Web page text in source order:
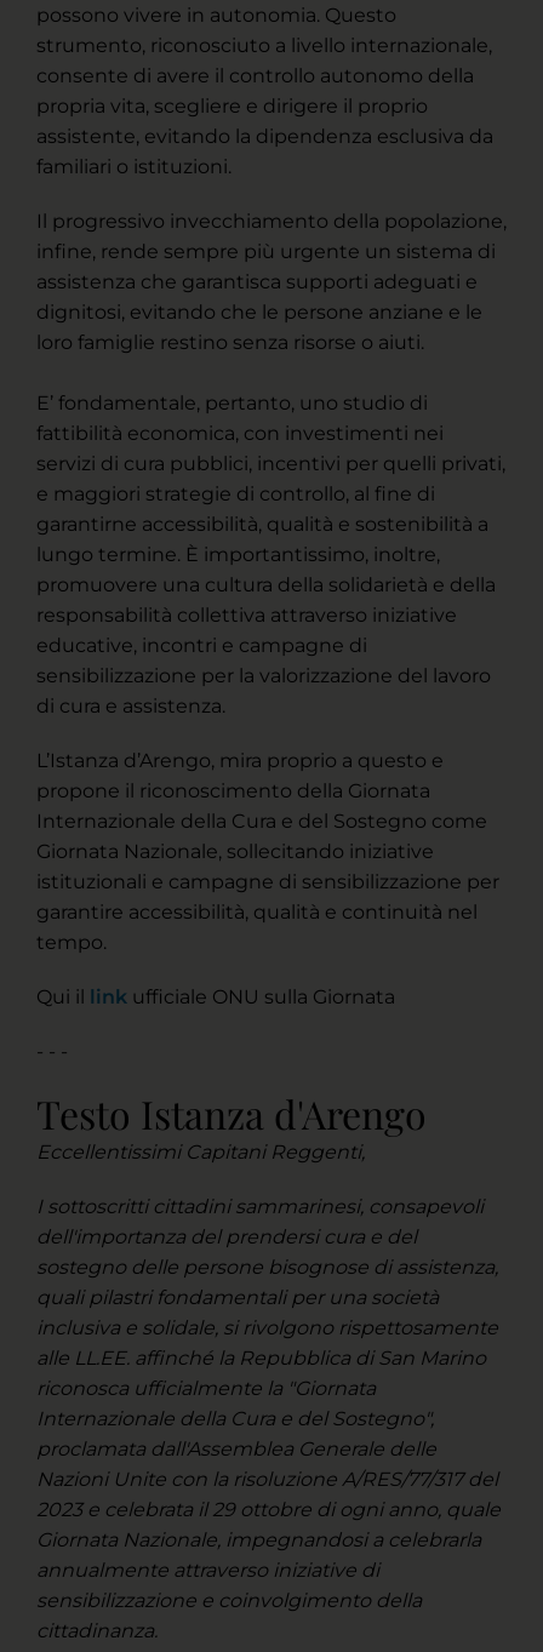
possono vivere in autonomia. Questo
strumento, riconosciuto a livello internazionale,
consente di avere il controllo autonomo della
propria vita, scegliere e dirigere il proprio
assistente, evitando la dipendenza esclusiva da
familiari o istituzioni.
Il progressivo invecchiamento della popolazione,
infine, rende sempre più urgente un sistema di
assistenza che garantisca supporti adeguati e
dignitosi, evitando che le persone anziane e le
loro famiglie restino senza risorse o aiuti.
E’ fondamentale, pertanto, uno studio di
fattibilità economica, con investimenti nei
servizi di cura pubblici, incentivi per quelli privati,
e maggiori strategie di controllo, al fine di
garantirne accessibilità, qualità e sostenibilità a
lungo termine. È importantissimo, inoltre,
promuovere una cultura della solidarietà e della
responsabilità collettiva attraverso iniziative
educative, incontri e campagne di
sensibilizzazione per la valorizzazione del lavoro
di cura e assistenza.
L’Istanza d’Arengo, mira proprio a questo e
propone il riconoscimento della Giornata
Internazionale della Cura e del Sostegno come
Giornata Nazionale, sollecitando iniziative
istituzionali e campagne di sensibilizzazione per
garantire accessibilità, qualità e continuità nel
tempo.
Qui il link ufficiale ONU sulla Giornata
- - -
Testo Istanza d'Arengo
Eccellentissimi Capitani Reggenti,
I sottoscritti cittadini sammarinesi, consapevoli
dell'importanza del prendersi cura e del
sostegno delle persone bisognose di assistenza,
quali pilastri fondamentali per una società
inclusiva e solidale, si rivolgono rispettosamente
alle LL.EE. affinché la Repubblica di San Marino
riconosca ufficialmente la "Giornata
Internazionale della Cura e del Sostegno",
proclamata dall'Assemblea Generale delle
Nazioni Unite con la risoluzione A/RES/77/317 del
2023 e celebrata il 29 ottobre di ogni anno, quale
Giornata Nazionale, impegnandosi a celebrarla
annualmente attraverso iniziative di
sensibilizzazione e coinvolgimento della
cittadinanza.